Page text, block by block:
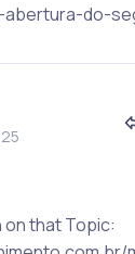
do-
on that Topic: